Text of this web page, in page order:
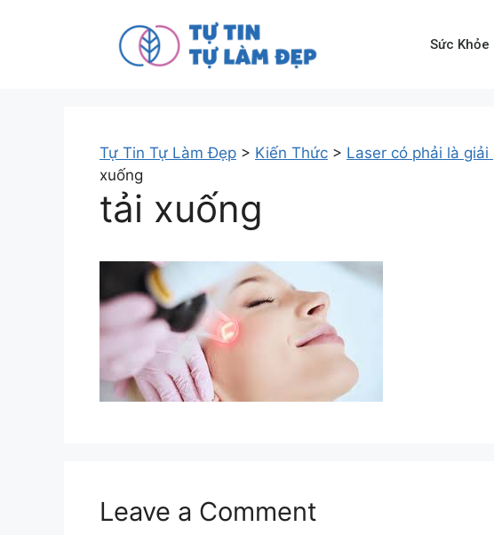
Sức Khỏe
Tự Tin Tự Làm Đẹp > Kiến Thức > Laser có phải là
xuống
tải xuống
Leave a Comment